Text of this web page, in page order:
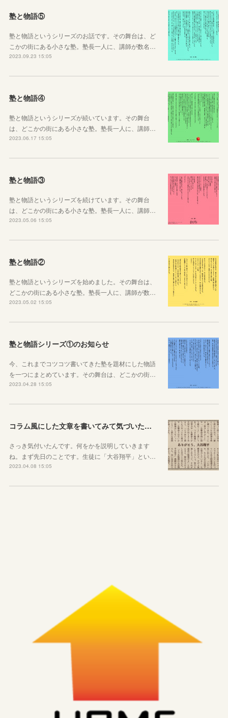
塾と物語⑤
塾と物語というシリーズのお話です。その舞台は、ど
こかの街にある小さな塾。塾長一人に、講師が数名…
2023.09.23 15:05
塾と物語④
塾と物語というシリーズが続いています。その舞台
は、どこかの街にある小さな塾。塾長一人に、講師…
2023.06.17 15:05
塾と物語③
塾と物語というシリーズを続けています。その舞台
は、どこかの街にある小さな塾。塾長一人に、講師…
2023.05.06 15:05
塾と物語②
塾と物語というシリーズを始めました。その舞台は、
どこかの街にある小さな塾。塾長一人に、講師が数…
2023.05.02 15:05
塾と物語シリーズ①のお知らせ
今、これまでコツコツ書いてきた塾を題材にした物語
を一つにまとめています。その舞台は、どこかの街…
2023.04.28 15:05
コラム風にした文章を書いてみて気づいたこと
さっき気付いたんです。何をかを説明していきます
ね。まず先日のことです。生徒に「大谷翔平」とい…
2023.04.08 15:05